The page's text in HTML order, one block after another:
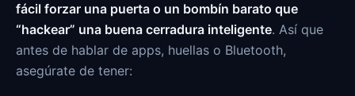
fácil forzar una puerta o un bombín barato que
“hackear” una buena cerradura inteligente. Así que
antes de hablar de apps, huellas o Bluetooth,
asegúrate de tener: